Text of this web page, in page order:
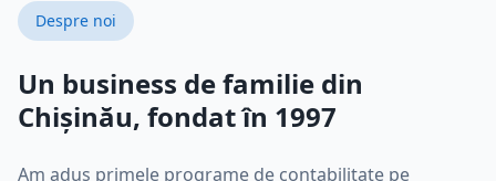
Despre noi
Un business de familie din
Chișinău, fondat în 1997
Am adus primele programe de contabilitate pe